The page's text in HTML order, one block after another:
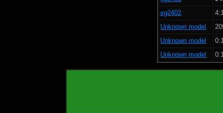
xg2402
Unknown model
Unknown model
Unknown model